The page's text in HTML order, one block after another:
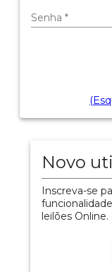
Senha *
Novo
Inscreva-se
leilões Online.